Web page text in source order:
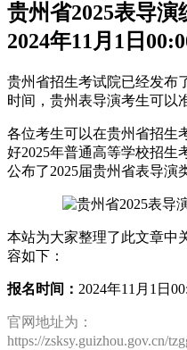
贵州省2025表导演
2024年11月1日
贵州省招生考试院已经发布
时间，贵州表导演考生可以
各位考生可以在贵州省招生
好2025年普通高等学校招生
公布了2025届贵州省表导演
本站为大家整理了此文章中
容如下：
报名时间： 2024年11月1日
官网地址为：
https://zsksy.guizhou.gov.cn/